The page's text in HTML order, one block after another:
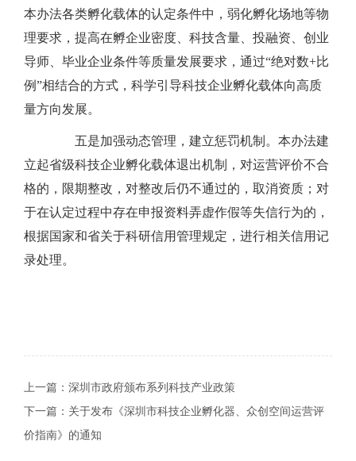
本办法各类孵化载体的认定条件中，弱化孵化场地等物
理要求，提高在孵企业密度、科技含量、投融资、创业
导师、毕业企业条件等质量发展要求，通过“绝对数+比
例”相结合的方式，科学引导科技企业孵化载体向高质
量方向发展。
五是加强动态管理，建立惩罚机制。本办法建
立起省级科技企业孵化载体退出机制，对运营评价不合
格的，限期整改，对整改后仍不通过的，取消资质；对
于在认定过程中存在申报资料弄虚作假等失信行为的，
根据国家和省关于科研信用管理规定，进行相关信用记
录处理。
上一篇： 深圳市政府颁布系列科技产业政策
下一篇： 关于发布《深圳市科技企业孵化器、众创空间运营评
价指南》的通知